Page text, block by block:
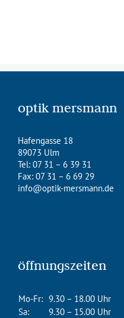
optik mersmann
Hafengasse 18
89073 Ulm
Tel: 07 31 – 6 39 31
Fax: 07 31 – 6 69 29
info@optik-mersmann.de
öffnungszeiten
Mo-Fr: 9.30 – 18.00 Uhr
Sa:
9.30 – 15.00 Uhr